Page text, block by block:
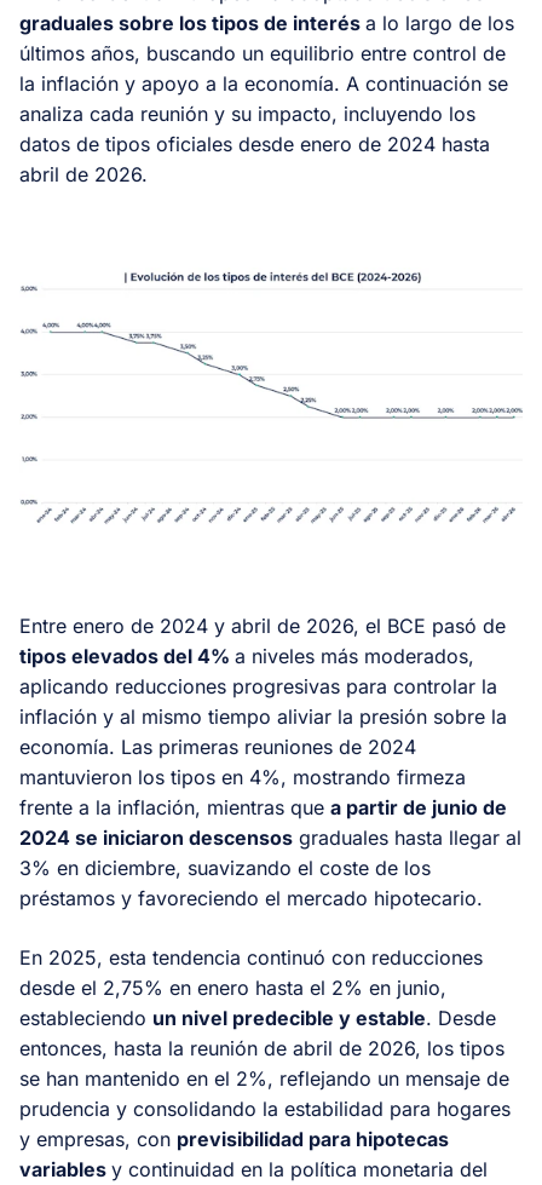
graduales sobre los tipos de interés a lo largo de los
últimos años, buscando un equilibrio entre control de
la inflación y apoyo a la economía. A continuación se
analiza cada reunión y su impacto, incluyendo los
datos de tipos oficiales desde enero de 2024 hasta
abril de 2026.
Entre enero de 2024 y abril de 2026, el BCE pasó de
tipos elevados del 4% a niveles más moderados,
aplicando reducciones progresivas para controlar la
inflación y al mismo tiempo aliviar la presión sobre la
economía. Las primeras reuniones de 2024
mantuvieron los tipos en 4%, mostrando firmeza
frente a la inflación, mientras que a partir de junio de
2024 se iniciaron descensos graduales hasta llegar al
3% en diciembre, suavizando el coste de los
préstamos y favoreciendo el mercado hipotecario.
En 2025, esta tendencia continuó con reducciones
desde el 2,75% en enero hasta el 2% en junio,
estableciendo un nivel predecible y estable. Desde
entonces, hasta la reunión de abril de 2026, los tipos
se han mantenido en el 2%, reflejando un mensaje de
prudencia y consolidando la estabilidad para hogares
y empresas, con previsibilidad para hipotecas
variables y continuidad en la política monetaria del